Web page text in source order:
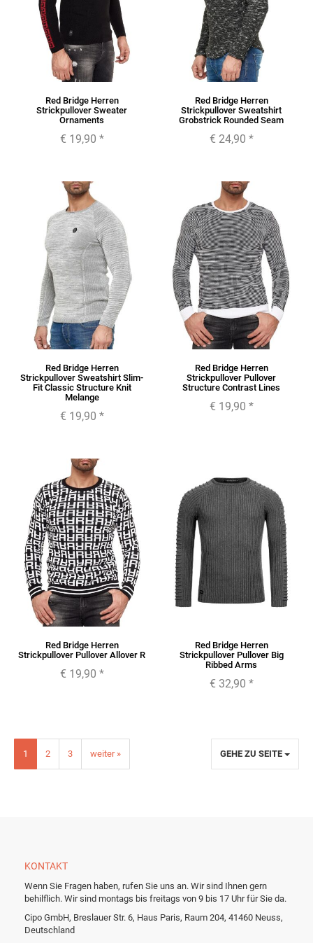
Red Bridge Herren
Strickpullover Sweater
Ornaments
€ 19,90 *
Red Bridge Herren
Strickpullover Sweatshirt
Grobstrick Rounded Seam
€ 24,90 *
Red Bridge Herren
Strickpullover Sweatshirt Slim-
Fit Classic Structure Knit
Melange
€ 19,90 *
Red Bridge Herren
Strickpullover Pullover
Structure Contrast Lines
€ 19,90 *
Red Bridge Herren
Strickpullover Pullover Allover R
€ 19,90 *
Red Bridge Herren
Strickpullover Pullover Big
Ribbed Arms
€ 32,90 *
1 2 3 weiter » GEHE ZU SEITE
KONTAKT
Wenn Sie Fragen haben, rufen Sie uns an. Wir sind Ihnen gern
behilflich. Wir sind montags bis freitags von 9 bis 17 Uhr für Sie da.
Cipo GmbH, Breslauer Str. 6, Haus Paris, Raum 204, 41460 Neuss,
Deutschland